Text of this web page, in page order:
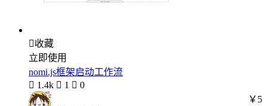
收藏
立即使用
nomi.js框架启动工作流
 1.4k  1  0
￥5